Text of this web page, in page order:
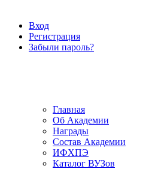
Вход
Регистрация
Забыли пароль?
Главная
Об Академии
Награды
Состав Академии
ИФХПЭ
Каталог ВУЗов